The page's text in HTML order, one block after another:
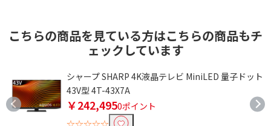
こちらの商品を見ている方はこちらの商品もチ
ェックしています
シャープ SHARP 4K液晶テレビ MiniLED 量子ドット
43V型 4T-43X7A
￥242,4950ポイント
☆☆☆☆☆